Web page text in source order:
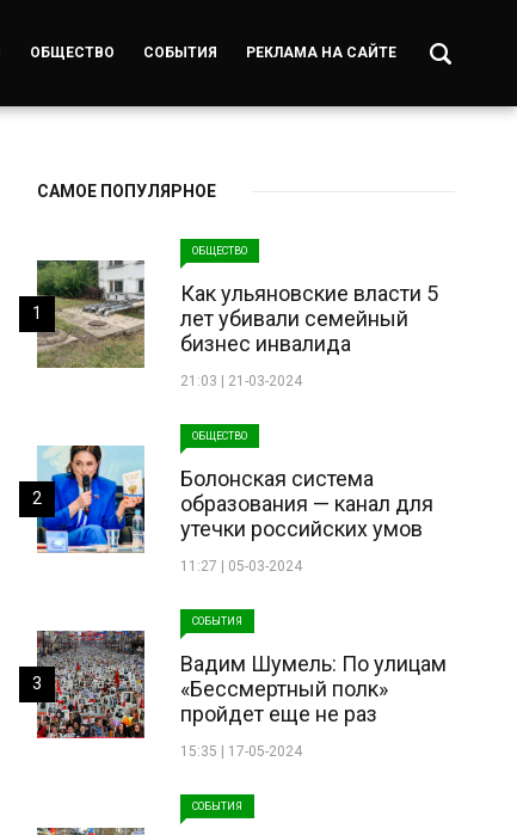
ОБЩЕСТВО СОБЫТИЯ РЕКЛАМА НА САЙТЕ
САМОЕ ПОПУЛЯРНОЕ
ОБЩЕСТВО
Как ульяновские власти 5
лет убивали семейный
бизнес инвалида
21:03 | 21-03-2024
1
ОБЩЕСТВО
Болонская система
образования — канал для
утечки российских умов
11:27 | 05-03-2024
2
СОБЫТИЯ
Вадим Шумель: По улицам
«Бессмертный полк»
пройдет еще не раз
15:35 | 17-05-2024
3
СОБЫТИЯ